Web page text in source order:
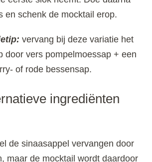
en schenk de mocktail erop.
vervang bij deze variatie het
door vers pompelmoessap + een
of rode bessensap.
ingrediënten
de sinaasappel vervangen door
maar de mocktail wordt daardoor